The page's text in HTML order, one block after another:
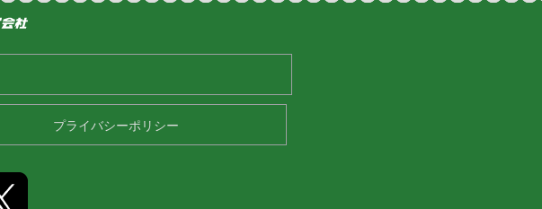
プライバシーポリシー